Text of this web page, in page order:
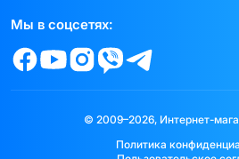
Мы в соцсетях:
© 2009–2026, Интернет-
Политика